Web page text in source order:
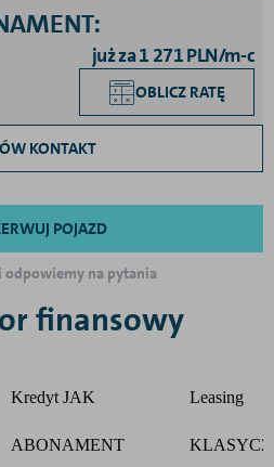
:
już za 1 271 PLN/m-c
OBLICZ RATĘ
KONTAKT
POJAZD
na pytania
finansowy
Kredyt JAK
ABONAMENT
Leasing